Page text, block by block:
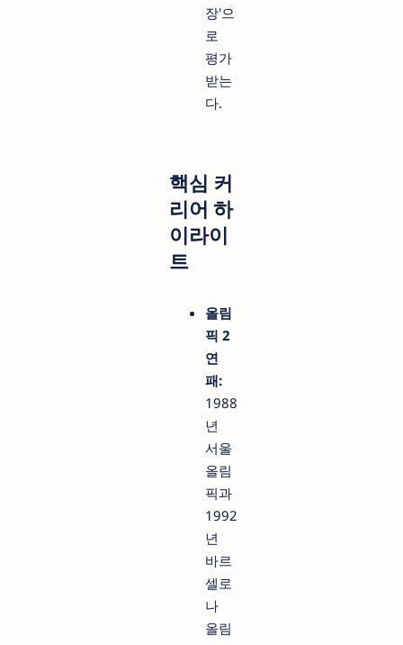
장'으
로
평가
받는
다.
핵심 커
리어 하
이라이
트
올림
픽 2
연
패:
1988
년
서울
올림
픽과
1992
년
바르
셀로
나
올림